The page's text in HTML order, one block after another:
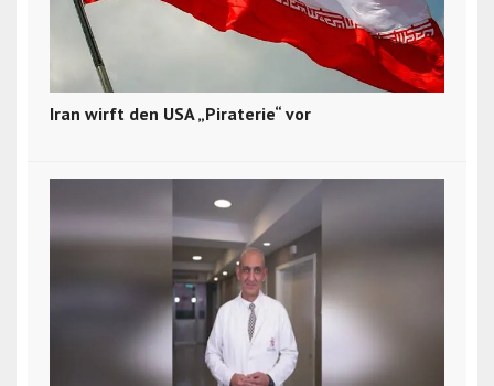
Iran wirft den USA „Piraterie“ vor